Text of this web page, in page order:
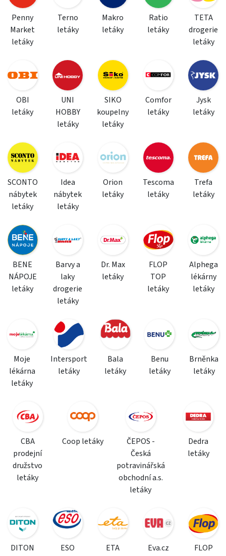
Penny
Market
letáky
Terno
letáky
Makro
letáky
Ratio
letáky
TETA
drogerie
letáky
OBI
letáky
UNI
HOBBY
letáky
SIKO
koupelny
letáky
Comfor
letáky
Jysk
letáky
SCONTO
nábytek
letáky
Idea
nábytek
letáky
Orion
letáky
Tescoma
letáky
Trefa
letáky
BENE
NÁPOJE
letáky
Barvy a
laky
drogerie
letáky
Dr. Max
letáky
FLOP
TOP
letáky
Alphega
lékárny
letáky
Moje
lékárna
letáky
Intersport
letáky
Bala
letáky
Benu
letáky
Brněnka
letáky
CBA
prodejní
družstvo
letáky
Coop letáky
ČEPOS -
Česká
potravinářská
obchodní a.s.
letáky
Dedra
letáky
DITON
ESO
ETA
Eva.cz
FLOP